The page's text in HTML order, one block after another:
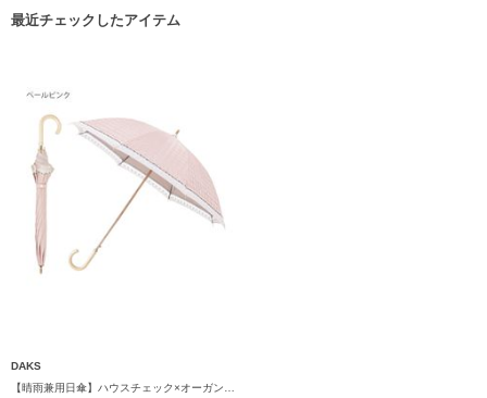
最近チェックしたアイテム
DAKS